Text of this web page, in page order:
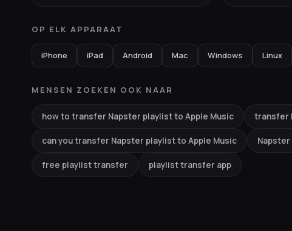
OP ELK APPARAAT
iPhone iPad Android Mac Windows Linux
MENSEN ZOEKEN OOK NAAR
how to transfer Napster playlist to Apple Music transfer
can you transfer Napster playlist to Apple Music
free playlist transfer playlist transfer app